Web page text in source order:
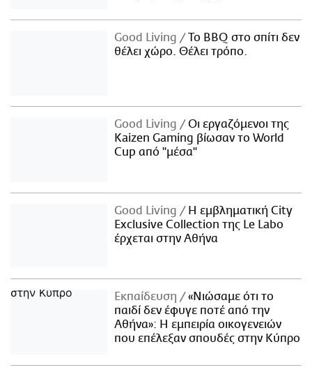
Good Living
Το BBQ στο σπίτι δεν
θέλει χώρο. Θέλει τρόπο.
Good Living
Οι εργαζόμενοι της
Kaizen Gaming βίωσαν το World
Cup από "μέσα"
Good Living
Η εμβληματική City
Exclusive Collection της Le Labo
έρχεται στην Αθήνα
Εκπαίδευση
«Νιώσαμε ότι το
παιδί δεν έφυγε ποτέ από την
Αθήνα»: Η εμπειρία οικογενειών
που επέλεξαν σπουδές στην Κύπρο